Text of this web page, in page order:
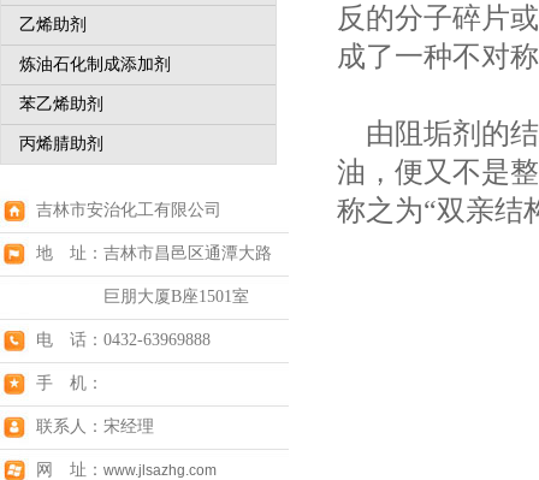
乙烯助剂
炼油石化制成添加剂
苯乙烯助剂
丙烯腈助剂
吉林市安治化工有限公司
地 址：吉林市昌邑区通潭大路
巨朋大厦B座1501室
电 话：0432-63969888
手 机：
联系人：宋经理
网 址： www.jlsazhg.com
反的分子碎片
成了一种不对
由阻垢剂的结
油，便又不是
称之为“双亲结